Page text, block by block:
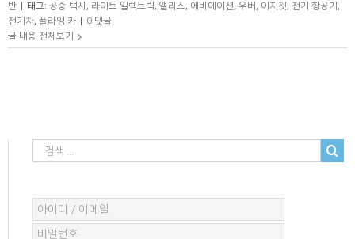
반 | 태그: 공중 택시 , 라이트 일렉트릭, 앨리스, 에비에이션, 우버 , 이지젯, 전기 항공기 ,
전기차, 플라잉 카 | 0 댓글
글 내용 전체보기